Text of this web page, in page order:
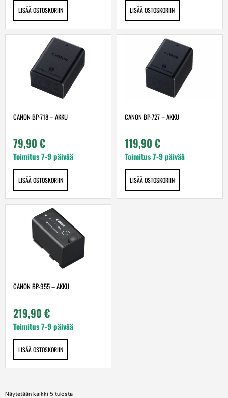
LISÄÄ OSTOSKORIIN LISÄÄ OSTOSKORIIN
CANON BP-718 – AKKU
79,90 €
Toimitus 7-9 päivää
LISÄÄ OSTOSKORIIN
CANON BP-727 – AKKU
119,90 €
Toimitus 7-9 päivää
LISÄÄ OSTOSKORIIN
CANON BP-955 – AKKU
219,90 €
Toimitus 7-9 päivää
LISÄÄ OSTOSKORIIN
Näytetään kaikki 5 tulosta